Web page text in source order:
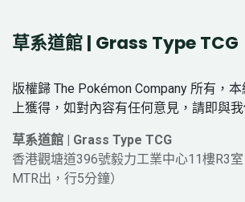
草系道館 | Grass Type TCG
版權歸 The Pokémon Company 所有，
上獲得，如對內容有任何意見，請即與我
草系道館 | Grass Type TCG
香港觀塘道396號毅力工業中心11樓R3
MTR出，行5分鐘）